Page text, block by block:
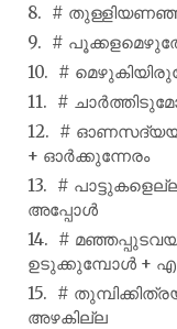
#
#
#
#
#
+ ഓർക്കുന്നേരം
#
അപ്പോൾ
#
ഉടുക്കുമ്പോൾ +
#
അഴകില്ല